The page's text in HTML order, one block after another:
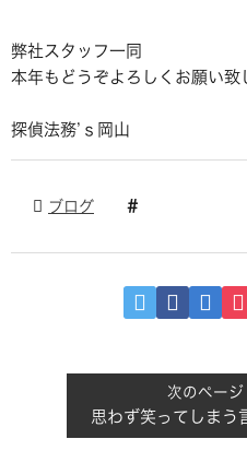
弊社スタッフ一同
本年もどうぞよろしくお願い致
探偵法務’ｓ岡山
ブログ
思わず笑ってしまう